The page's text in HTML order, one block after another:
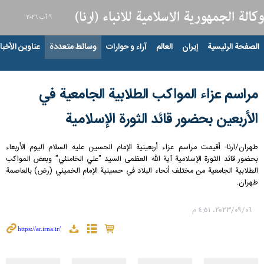
٩ آب ٢٠٢٦
الصفحة الرئيسية إيران العالم آراء و حوارات وسائط متعددة عناوين
مراسم عزاء المواكب الطلابية الجامعية في
الأربعين بحضور قائد الثورة الإسلامیة
طهران/ارنا- أقيمت مراسم عزاء أربعينية الإمام الحسين عليه السلام اليوم الأربعاء
بحضور قائد الثورة الإسلامية آية الله العظمى السيد "علي الخامنئي" وبعض المواكب
الطلابية الجامعية من مختلف أنحاء البلاد في حسينية الإمام الخميني (رض) بالعاصمة
طهران.
٠٦‏/٠٩‏/٢٠٢٣، ٤:٥١ م